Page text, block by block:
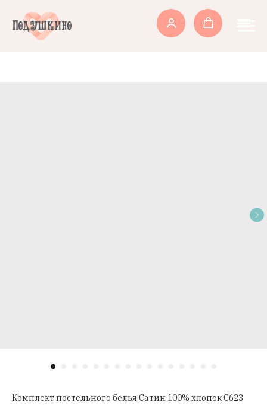
Комплект постельного белья Сатин 100% хлопок C623